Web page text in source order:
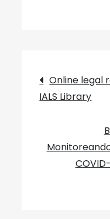
Post
Online legal
IALS Library